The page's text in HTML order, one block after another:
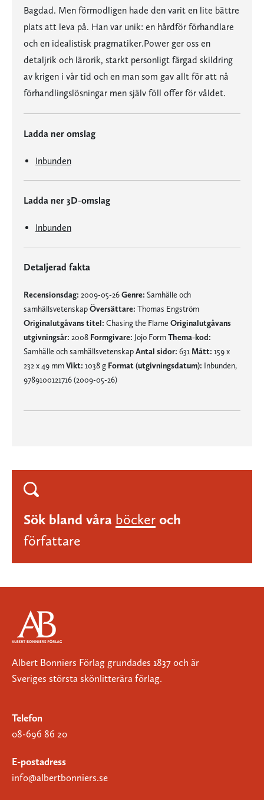
Bagdad. Men förmodligen hade den varit en lite bättre
plats att leva på. Han var unik: en hårdför förhandlare
och en idealistisk pragmatiker.Power ger oss en
detaljrik och lärorik, starkt personligt färgad skildring
av krigen i vår tid och en man som gav allt för att nå
förhandlingslösningar men själv föll offer för våldet.
Ladda ner omslag
Inbunden
Ladda ner 3D-omslag
Inbunden
Detaljerad fakta
Recensionsdag: 2009-05-26Genre: Samhälle och
samhällsvetenskapÖversättare: Thomas Engström
Originalutgåvans titel: Chasing the Flame Originalutgåvans
utgivningsår: 2008 Formgivare: Jojo FormThema-kod:
Samhälle och samhällsvetenskapAntal sidor: 631 Mått: 159 x
232 x 49 mmVikt: 1038 g Format (utgivningsdatum): Inbunden,
9789100121716 (2009-05-26)
Sök bland våra böcker och
författare
Albert Bonniers Förlag grundades 1837 och är
Sveriges största skönlitterära förlag.
Telefon
08-696 86 20
E-postadress
info@albertbonniers.se